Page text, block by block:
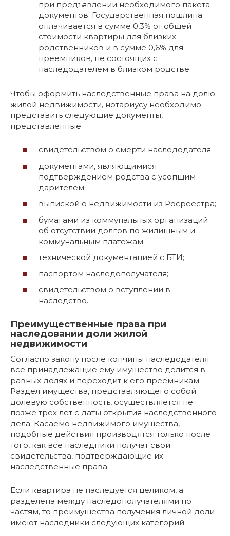
при предъявлении необходимого пакета
документов. Государственная пошлина
оплачивается в сумме 0,3% от общей
стоимости квартиры для близких
родственников и в сумме 0,6% для
преемников, не состоящих с
наследодателем в близком родстве.
Чтобы оформить наследственные права на долю
жилой недвижимости, нотариусу необходимо
представить следующие документы,
представленные:
свидетельством о смерти наследодателя;
документами, являющимися
подтверждением родства с усопшим
дарителем;
выпиской о недвижимости из Росреестра;
бумагами из коммунальных организаций
об отсутствии долгов по жилищным и
коммунальным платежам.
технической документацией с БТИ;
паспортом наследополучателя;
свидетельством о вступлении в
наследство.
Преимущественные права при
наследовании доли жилой
недвижимости
Согласно закону после кончины наследодателя
все принадлежащие ему имущество делится в
равных долях и переходит к его преемникам.
Раздел имущества, представляющего собой
долевую собственность, осуществляется не
позже трех лет с даты открытия наследственного
дела. Касаемо недвижимого имущества,
подобные действия производятся только после
того, как все наследники получат свои
свидетельства, подтверждающие их
наследственные права.
Если квартира не наследуется целиком, а
разделена между наследополучателями по
частям, то преимущества получения личной доли
имеют наследники следующих категорий: